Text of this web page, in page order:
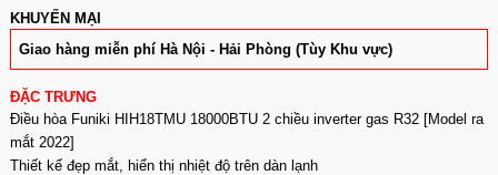
KHUYẾN MẠI
Giao hàng miễn phí Hà Nội - Hải Phòng (Tùy Khu vực)
ĐẶC TRƯNG
Điều hòa Funiki HIH18TMU 18000BTU 2 chiều inverter gas R32 [Model ra
mắt 2022]
Thiết kế đẹp mắt, hiển thị nhiệt độ trên dàn lạnh